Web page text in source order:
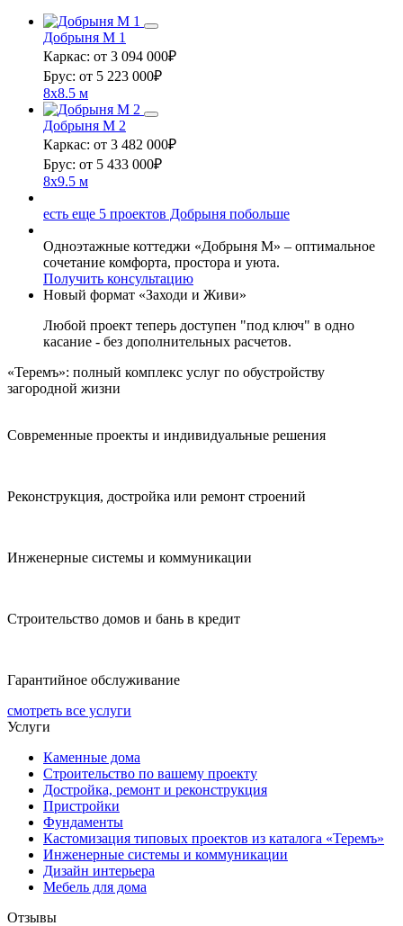
Добрыня М 1
Каркас: от 3 094 000₽
Брус: от 5 223 000₽
8x8.5 м
Добрыня М 2
Каркас: от 3 482 000₽
Брус: от 5 433 000₽
8x9.5 м
есть еще 5 проектов Добрыня побольше
Одноэтажные коттеджи «Добрыня М» – оптимальное
сочетание комфорта, простора и уюта.
Получить консультацию
Новый формат «Заходи и Живи»
Любой проект теперь доступен "под ключ" в одно
касание - без дополнительных расчетов.
«Теремъ»: полный комплекс услуг по обустройству
загородной жизни
Современные проекты и индивидуальные решения
Реконструкция, достройка или ремонт строений
Инженерные системы и коммуникации
Строительство домов и бань в кредит
Гарантийное обслуживание
смотреть все услуги
Услуги
Каменные дома
Строительство по вашему проекту
Достройка, ремонт и реконструкция
Пристройки
Фундаменты
Кастомизация типовых проектов из каталога «Теремъ»
Инженерные системы и коммуникации
Дизайн интерьера
Мебель для дома
Отзывы